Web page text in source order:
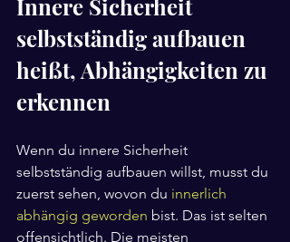
Innere Sicherheit
selbstständig aufbauen
heißt, Abhängigkeiten zu
erkennen
Wenn du innere Sicherheit
selbstständig aufbauen willst, musst du
zuerst sehen, wovon du innerlich
abhängig geworden bist. Das ist selten
offensichtlich. Die meisten